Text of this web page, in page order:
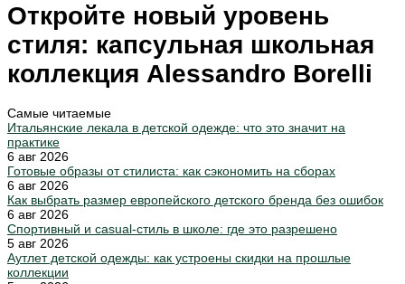
Откройте новый уровень
стиля: капсульная школьная
коллекция Alessandro Borelli
Самые читаемые
Итальянские лекала в детской одежде: что это значит на
практике
6 авг 2026
Готовые образы от стилиста: как сэкономить на сборах
6 авг 2026
Как выбрать размер европейского детского бренда без ошибок
6 авг 2026
Спортивный и casual-стиль в школе: где это разрешено
5 авг 2026
Аутлет детской одежды: как устроены скидки на прошлые
коллекции